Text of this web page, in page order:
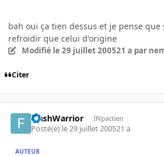
bah oui ça tien dessus et je pense que
refroidir que celui d'origine
Modifié le 29 juillet 200521 a par
Citer
FlashWarrior INpactien
Posté(e) le 29 juillet 200521 a
AUTEUR